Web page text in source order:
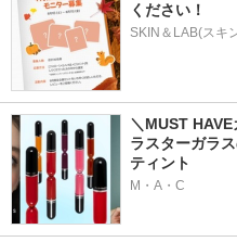
ください！
SKIN＆LAB(スキ
＼MUST
ラスターガラ
ティント
M・A・C